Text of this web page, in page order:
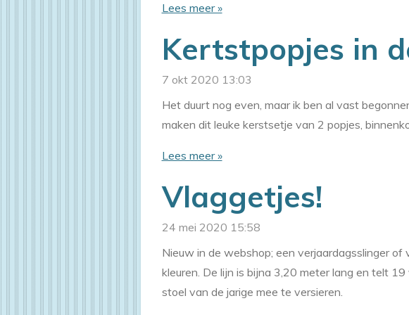
Lees meer »
Kertstpopjes in
7 okt 2020 13:03
Het duurt nog even, maar ik ben al vast
maken dit leuke kerstsetje van 2 popjes,
Lees meer »
Vlaggetjes!
24 mei 2020 15:58
Nieuw in de webshop; een verjaardagsslinger of
kleuren. De lijn is bijna 3,20 meter lang en telt
stoel van de jarige mee te versieren.